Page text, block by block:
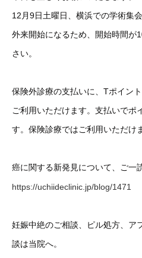
12月9日土曜日、横浜での学術集
外来開始になるため、開始時間が
さい。
保険外診療の支払いに、Tポイン
ご利用いただけます。支払いでポ
す。保険診療ではご利用いただけ
癌に関する新発見について、ご一
https://uchiideclinic.jp/blog/1471
妊娠中絶のご相談、ピル処方、ア
談は当院へ。